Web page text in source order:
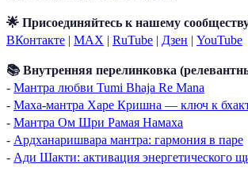
🌟 Присоединяйтесь к нашему
ВКонтакте | MAX | RuTube | Дзен | YouTube
📚 Внутренняя перелинковка
- Мантра любви Tumi Bhaja Re Mana
- Маха-мантра Харе Кришна — ключ к
- Мантра Ом Шри Рамая Намаха
- Ардханаришвара мантра: гармония в паре
- Ади Шакти: активация энергетического